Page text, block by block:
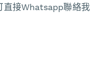
直接Whatsapp聯絡我